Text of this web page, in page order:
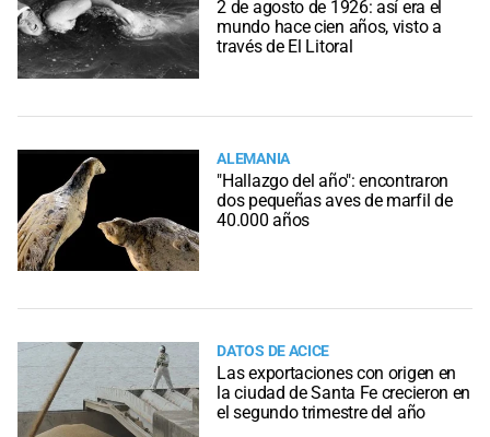
2 de agosto de 1926: así era el
mundo hace cien años, visto a
través de El Litoral
ALEMANIA
"Hallazgo del año": encontraron
dos pequeñas aves de marfil de
40.000 años
DATOS DE ACICE
Las exportaciones con origen en
la ciudad de Santa Fe crecieron en
el segundo trimestre del año